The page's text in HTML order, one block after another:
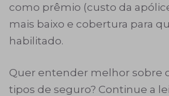
como prêmio (custo da
mais baixo e cobertura para
habilitado.
Quer entender melhor sobre
tipos de seguro? Continue a